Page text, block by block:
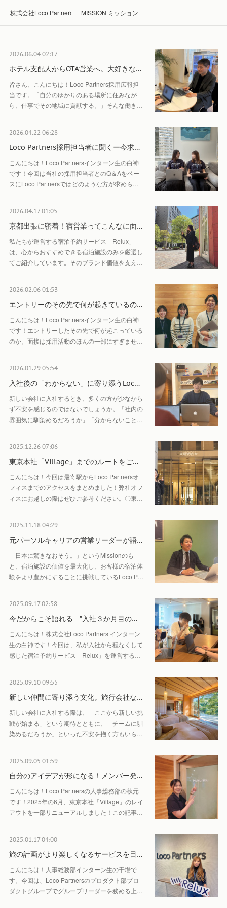
株式会社Loco Partners 🏠HomeMISSION ミッション
2026.06.04 02:17
ホテル支配人からOTA営業へ。大好きな…
皆さん、こんにちは！Loco Partners採用広報担
当です。「自分のゆかりのある場所に住みなが
ら、仕事でその地域に貢献する。」そんな働き…
2026.04.22 06:28
Loco Partners採用担当者に聞くー今求…
こんにちは！Loco Partnersインターン生の白神
です！今回は当社の採用担当者とのQ＆Aをベー
スにLoco Partnersではどのような方が求めら…
2026.04.17 01:05
京都出張に密着！宿営業ってこんなに面…
私たちが運営する宿泊予約サービス「Relux」
は、心からおすすめできる宿泊施設のみを厳選し
てご紹介しています。そのブランド価値を支え…
2026.02.06 01:53
エントリーのその先で何が起きているの…
こんにちは！Loco Partnersインターン生の白神
です！エントリーしたその先で何が起こっている
のか。面接は採用活動のほんの一部にすぎませ…
2026.01.29 05:54
入社後の「わからない」に寄り添うLoc…
新しい会社に入社するとき、多くの方が少なから
ず不安を感じるのではないでしょうか。「社内の
雰囲気に馴染めるだろうか」「分からないこと…
2025.12.26 07:06
東京本社「Village」までのルートをご…
こんにちは！今回は最寄駅からLoco Partnersオ
フィスまでのアクセスをまとめました！弊社オフ
ィスにお越しの際はぜひご参考ください。〇東…
2025.11.18 04:29
元パーソルキャリアの営業リーダーが語…
「日本に驚きなおそう。」というMissionのも
と、宿泊施設の価値を最大化し、お客様の宿泊体
験をより豊かにすることに挑戦しているLoco P…
2025.09.17 02:58
今だからこそ語れる ”入社３か月目の…
こんにちは！株式会社Loco Partners インターン
生の白神です！今回は、私が入社から程なくして
感じた宿泊予約サービス「Relux」を運営する…
2025.09.10 09:55
新しい仲間に寄り添う文化。旅行会社な…
新しい会社に入社する際は、「ここから新しい挑
戦が始まる」という期待とともに、「チームに馴
染めるだろうか」といった不安を抱く方もいら…
2025.09.05 01:59
自分のアイデアが形になる！メンバー発…
こんにちは！Loco Partnersの人事総務部の秋元
です！2025年の6月、東京本社「Village」のレイ
アウトを一部リニューアルしました！この記事…
2025.01.17 04:00
旅の計画がより楽しくなるサービスを目…
こんにちは！人事総務部インターン生の干場で
す。今回は、Loco Partnersのプロダクト部プロ
ダクトグループでグループリーダーを務める上…